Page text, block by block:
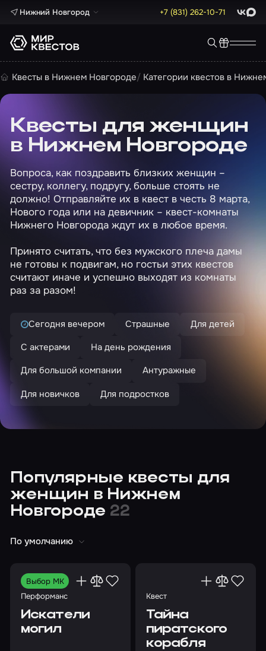
Нижний Новгород +7 (831) 262-10-71 Max
Квесты в Нижнем Новгороде Категории квестов в
Квесты для женщин
в Нижнем Новгороде
Вопроса, как поздравить близких женщин –
сестру, коллегу, подругу, больше стоять не
должно! Отправляйте их в квест в честь 8 марта,
Нового года или на девичник – квест-комнаты
Нижнего Новгорода ждут их в любое время.
Принято считать, что без мужского плеча дамы
не готовы к подвигам, но гостьи этих квестов
считают иначе и успешно выходят из комнаты
раз за разом!
Сегодня вечером Страшные
Для детей
С актерами
На день рождения
Для большой компании
Антуражные
Для новичков
Для подростков
Популярные квесты для
женщин в Нижнем
Новгороде 22
По умолчанию
Выбор МК
Перформанс
Искатели
могил
Квест
Тайна
пиратского
корабля